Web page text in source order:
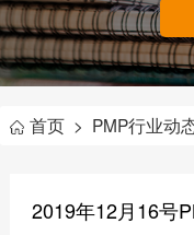
首页 > PMP行业动
2019年12月16号